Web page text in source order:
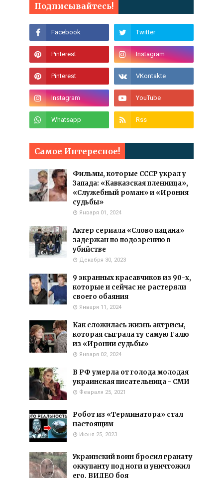
Подписывайтесь!
Самое Интересное!
Фильмы, которые СССР украл у
Запада: «Кавказская пленница»,
«Служебный роман» и «Ирония
судьбы»
Января 01, 2024
Актер сериала «Слово пацана»
задержан по подозрению в
убийстве
Декабря 30, 2023
9 экранных красавчиков из 90-х,
которые и сейчас не растеряли
своего обаяния
Января 11, 2024
Как сложилась жизнь актрисы,
которая сыграла ту самую Галю
из «Иронии судьбы»
Января 02, 2024
В РФ умерла от голода молодая
украинская писательница - СМИ
Февраля 25, 2021
Робот из «Терминатора» стал
настоящим
Июня 25, 2023
Украинский воин бросил гранату
оккупанту под ноги и уничтожил
его. ВИДЕО боя